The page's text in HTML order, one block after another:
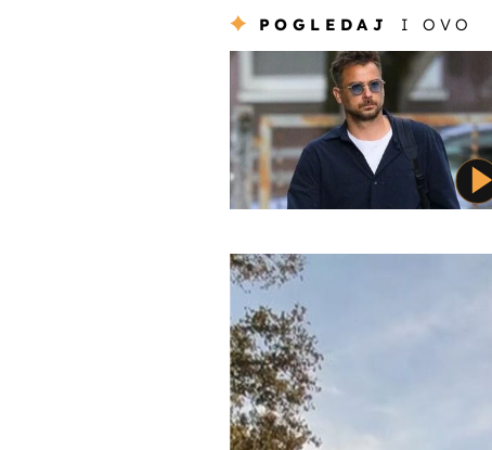
POGLEDAJ I OVO